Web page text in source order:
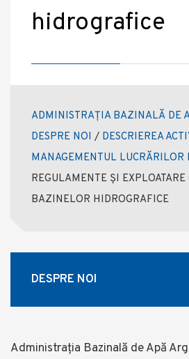
hidrografice
ADMINISTRAȚIA BAZINALĂ DE
DESPRE NOI / DESCRIEREA
MANAGEMENTUL LUCRĂRILOR
REGULAMENTE ȘI EXPLOATARE
BAZINELOR HIDROGRAFICE
DESPRE NOI
Administrația Bazinală de Apă